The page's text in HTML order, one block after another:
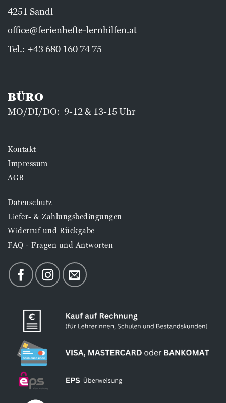
4251 Sandl
office@ferienhefte-lernhilfen.at
Tel.: +43 680 160 74 75
BÜRO
MO/DI/DO: 9-12 & 13-15 Uhr
Kontakt
Impressum
AGB
Datenschutz
Liefer- & Zahlungsbedingungen
Widerruf und Rückgabe
FAQ - Fragen und Antworten